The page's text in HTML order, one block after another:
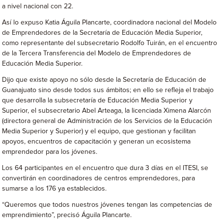
a nivel nacional con 22.
Así lo expuso Katia Águila Plancarte, coordinadora nacional del Modelo
de Emprendedores de la Secretaría de Educación Media Superior,
como representante del subsecretario Rodolfo Tuirán, en el encuentro
de la Tercera Transferencia del Modelo de Emprendedores de
Educación Media Superior.
Dijo que existe apoyo no sólo desde la Secretaría de Educación de
Guanajuato sino desde todos sus ámbitos; en ello se refleja el trabajo
que desarrolla la subsecretaría de Educación Media Superior y
Superior, el subsecretario Abel Arteaga, la licenciada Ximena Alarcón
(directora general de Administración de los Servicios de la Educación
Media Superior y Superior) y el equipo, que gestionan y facilitan
apoyos, encuentros de capacitación y generan un ecosistema
emprendedor para los jóvenes.
Los 64 participantes en el encuentro que dura 3 días en el ITESI, se
convertirán en coordinadores de centros emprendedores, para
sumarse a los 176 ya establecidos.
“Queremos que todos nuestros jóvenes tengan las competencias de
emprendimiento”, precisó Águila Plancarte.